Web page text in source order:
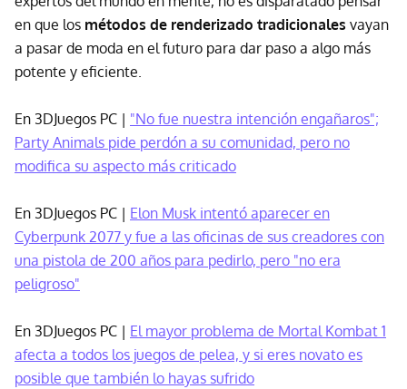
en que los métodos de renderizado tradicionales vayan
a pasar de moda en el futuro para dar paso a algo más
potente y eficiente.
En 3DJuegos PC | "No fue nuestra intención engañaros";
Party Animals pide perdón a su comunidad, pero no
modifica su aspecto más criticado
En 3DJuegos PC | Elon Musk intentó aparecer en
Cyberpunk 2077 y fue a las oficinas de sus creadores con
una pistola de 200 años para pedirlo, pero "no era
peligroso"
En 3DJuegos PC | El mayor problema de Mortal Kombat 1
afecta a todos los juegos de pelea, y si eres novato es
posible que también lo hayas sufrido